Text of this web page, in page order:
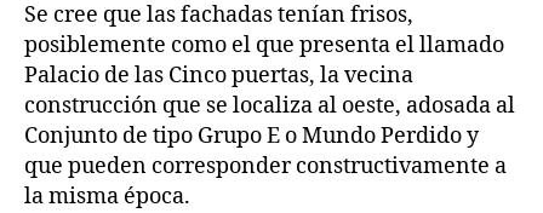
Se cree que las fachadas tenían frisos,
posiblemente como el que presenta el llamado
Palacio de las Cinco puertas, la vecina
construcción que se localiza al oeste, adosada al
Conjunto de tipo Grupo E o Mundo Perdido y
que pueden corresponder constructivamente a
la misma época.